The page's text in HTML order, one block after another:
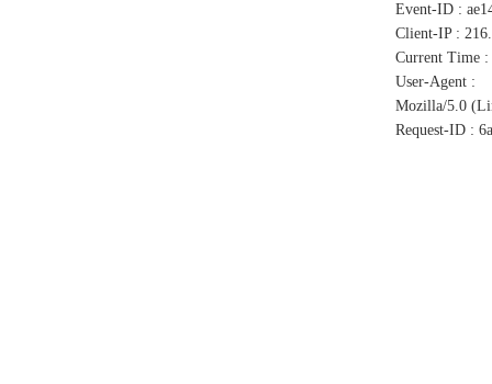
Event-ID :
Client-IP :
Current Time :
User-Agent :
Mozilla/5.0
Request-ID :